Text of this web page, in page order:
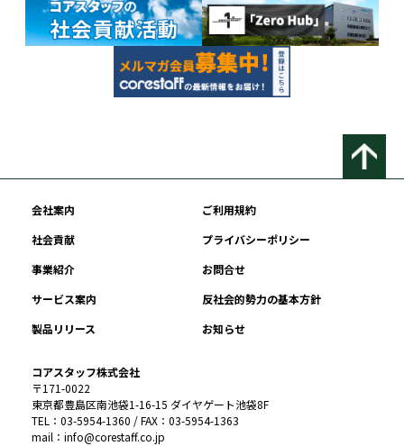
会社案内
ご利用規約
社会貢献
プライバシーポリシー
事業紹介
お問合せ
サービス案内
反社会的勢力の基本方針
製品リリース
お知らせ
コアスタッフ株式会社
〒171-0022
東京都豊島区南池袋1-16-15 ダイヤゲート池袋8F
TEL：03-5954-1360 / FAX：03-5954-1363
mail：info@corestaff.co.jp